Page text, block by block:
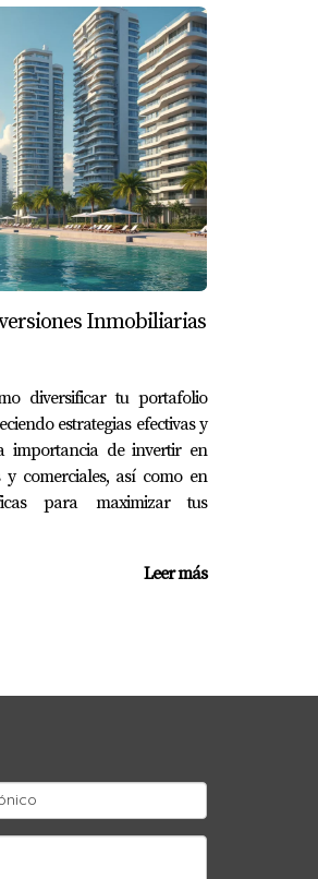
mientras disfrutas
mercado inmobiliario
estás considerando
y comenzar
evalúa casas o
y ayudarte a
y crecimiento
inmobiliarias en
Inmobiliarias
diversificar tu portafolio
estrategias efectivas y
importancia de invertir en
y comerciales, así como en
para maximizar tus
Leer más